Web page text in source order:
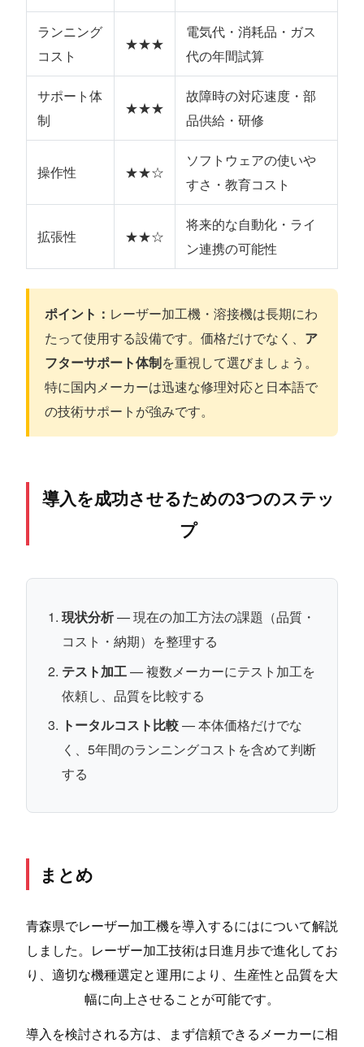
ランニング
コスト
★★★
電気代・消耗品・ガス
代の年間試算
サポート体
制
★★★
故障時の対応速度・部
品供給・研修
操作性 ★★☆
ソフトウェアの使いや
すさ・教育コスト
拡張性 ★★☆
将来的な自動化・ライ
ン連携の可能性
ポイント： レーザー加工機・溶接機は長期にわ
たって使用する設備です。価格だけでなく、 ア
フターサポート体制を重視して選びましょう。
特に国内メーカーは迅速な修理対応と日本語で
の技術サポートが強みです。
導入を成功させるための3つのステッ
プ
現状分析— 現在の加工方法の課題（品質・
コスト・納期）を整理する
テスト加工— 複数メーカーにテスト加工を
依頼し、品質を比較する
トータルコスト比較— 本体価格だけでな
く、5年間のランニングコストを含めて判断
する
まとめ
青森県でレーザー加工機を導入するにはについて解説
しました。レーザー加工技術は日進月歩で進化してお
り、適切な機種選定と運用により、生産性と品質を大
幅に向上させることが可能です。
導入を検討される方は、まず信頼できるメーカーに相